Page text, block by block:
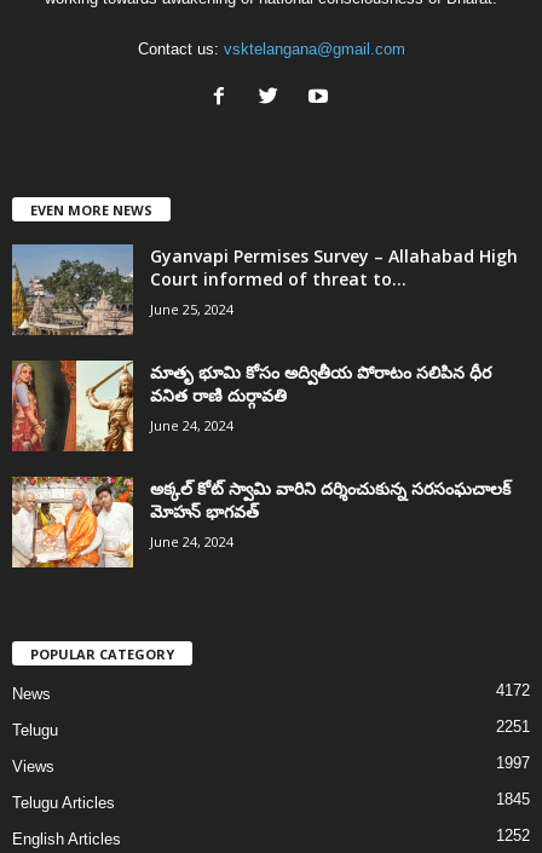
Contact us: vsktelangana@gmail.com
EVEN MORE NEWS
Gyanvapi Permises Survey – Allahabad High
Court informed of threat to...
June 25, 2024
మాతృ భూమి కోసం అద్వితీయ పోరాటం సలిపిన ధీర
వనిత రాణి దుర్గావతి
June 24, 2024
అక్కల్‌ కోట్‌ స్వామి వారిని దర్శించుకున్న సరసంఘచాలక్
మోహన్ భాగవత్
June 24, 2024
POPULAR CATEGORY
News 4172
Telugu 2251
Views 1997
Telugu Articles 1845
English Articles 1252